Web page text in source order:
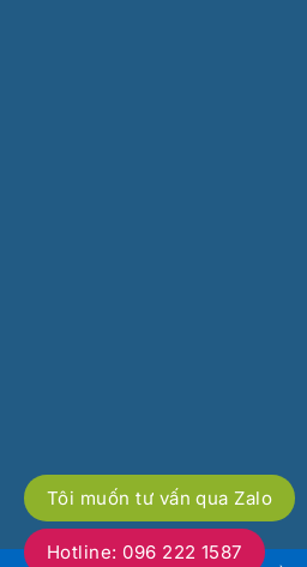
Tôi muốn tư vấn qua Zalo
Hotline: 096 222 1587